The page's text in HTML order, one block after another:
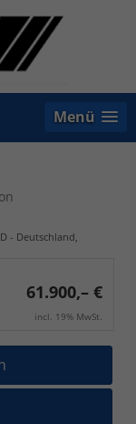
Menü
- Deutschland,
61.900,– €
incl. 19% MwSt.